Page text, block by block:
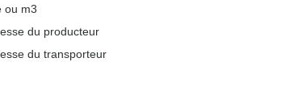
ou m3
du producteur
du transporteur